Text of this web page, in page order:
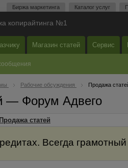
Биржа маркетинга Каталог услуг
копирайтинга №1
Магазин статей Сервис
Рабочие обсуждения Продажа
— Форум Адвего
Продажа статей
Всегда